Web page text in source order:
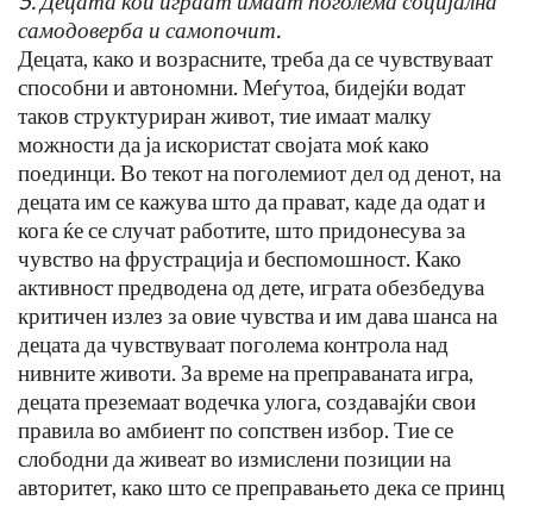
самодоверба и самопочит.
Децата, како и возрасните, треба да се чувствуваат
способни и автономни. Меѓутоа, бидејќи водат
таков структуриран живот, тие имаат малку
можности да ја искористат својата моќ како
поединци. Во текот на поголемиот дел од денот, на
децата им се кажува што да прават, каде да одат и
кога ќе се случат работите, што придонесува за
чувство на фрустрација и беспомошност. Како
активност предводена од дете, играта обезбедува
критичен излез за овие чувства и им дава шанса на
децата да чувствуваат поголема контрола над
нивните животи. За време на преправаната игра,
децата преземаат водечка улога, создавајќи свои
правила во амбиент по сопствен избор. Тие се
слободни да живеат во измислени позиции на
авторитет, како што се преправањето дека се принц